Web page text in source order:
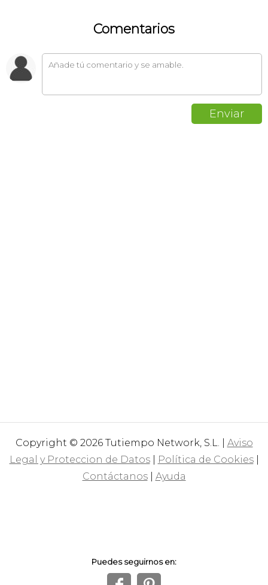
Comentarios
Copyright © 2026 Tutiempo Network, S.L. | Aviso
Legal y Proteccion de Datos| Política de Cookies|
Contáctanos| Ayuda
Puedes seguirnos en: